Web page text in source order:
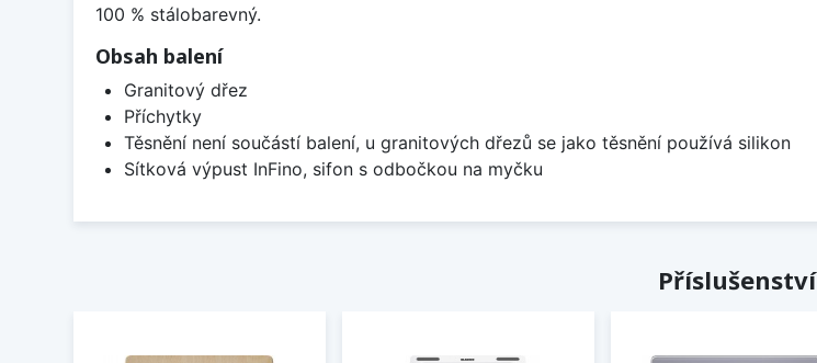
100 % stálobarevný.
Obsah balení
Granitový dřez
Příchytky
Těsnění není součástí balení, u granitových dřezů se jako těsnění používá silikon
Sítková výpust InFino, sifon s odbočkou na myčku
Příslušenství